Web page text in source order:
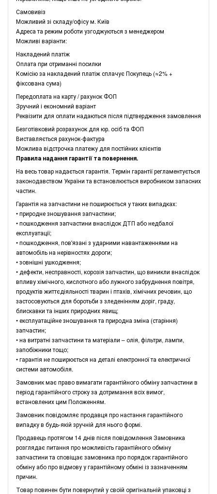
Самовивіз
Можливий зі складу/офісу м. Київ
Адреса та режим роботи узгоджуються з менеджером
Можливі варіанти:
Накладений платіж
Оплата при отриманні посилки
Комісію за накладений платіж сплачує Покупець (≈2% +
фіксована сума)
Передоплата на карту / рахунок ФОП
Зручний і економний варіант
Реквізити для оплати надаються після підтвердження замовлення
Безготівковий розрахунок для юр. осіб та ФОП
Виставляється рахунок-фактура
Можлива відстрочка платежу для постійних клієнтів
Правила надання гарантії та повернення.
На весь товар надається гарантія. Термін гарантії регламентується
законодавством України та встановлюється виробником запасних
частин.
Гарантія на запчастини не поширюється у таких випадках:
• природне зношування запчастини;
• пошкодження запчастини внаслідок ДТП або недбалої
експлуатації;
• пошкодження, пов'язані з ударними навантаженнями на
автомобіль на нерівностях дороги;
• зовнішні ушкодження;
• дефекти, несправності, корозія запчастин, що виникли внаслідок
впливу хімічного, кислотного або лужного забруднення повітря,
продуктів життєдіяльності тварин і птахів, хімічних речовин, що
застосовуються для боротьби з зледенінням доріг, граду,
блискавки та інших природних явищ;
• експлуатаційне зношування та природна зміна (старіння)
запчастин;
• на витратні запчастини та матеріали – олія, фільтри, лампи,
запобіжники тощо;
• гарантія не поширюється на деталі електронної та електричної
системи автомобіля.
Замовник має право вимагати гарантійного обміну запчастини в
період гарантійного строку за дотримання всіх вимог,
встановлених цим Положенням.
Замовник повідомляє продавця про настання гарантійного
випадку в будь-якій зручній для нього формі.
Продавець протягом 14 днів після повідомлення Замовника
розглядає питання про можливість гарантійного обміну
запчастини та сповіщає замовника про порядок гарантійного
обміну або про відмову у гарантійному обміні із зазначенням
причин.
Товар повинен бути повернутий у своїй оригінальній упаковці з